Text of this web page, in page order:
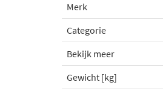
Merk
Categorie
Bekijk meer
Gewicht [kg]